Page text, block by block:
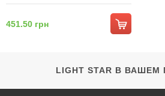
451.50 грн
LIGHT STAR В ВАШЕМ